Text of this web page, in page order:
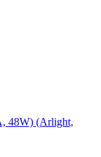
48W) (Arlight,